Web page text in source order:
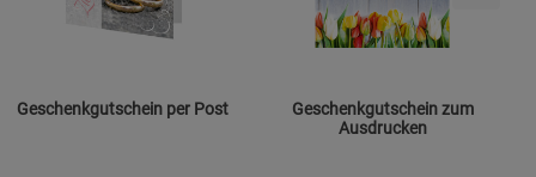
Geschenkgutschein per Post
Geschenkgutschein zum
Ausdrucken